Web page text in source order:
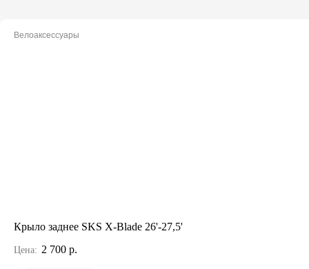
Велоаксессуары
Крыло заднее SKS X-Blade 26'-27,5'
Цена: 2 700 р.